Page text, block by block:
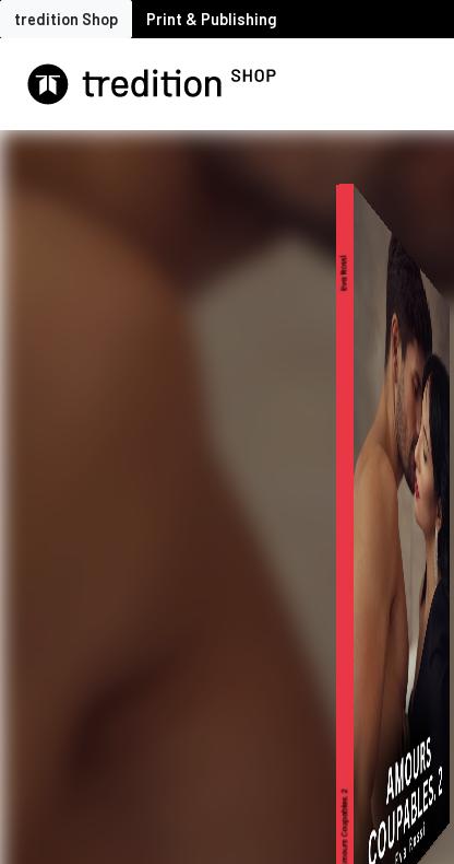
tredition Shop Print & Publishing